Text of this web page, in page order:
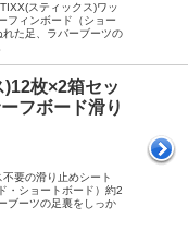
スティックス)ワッ
フィンボード（ショー
れた足、ラバーブーツの
枚×2箱セッ
フボード滑り
要の滑り止めシート
・ショートボード）約2
ブーツの足裏をしっか